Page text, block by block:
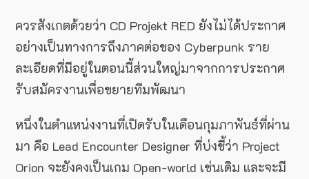
ควรสังเกตด้วยว่า CD Projekt RED ยังไม่ได้ประกาศ
อย่างเป็นทางการถึงภาคต่อของ Cyberpunk ราย
ละเอียดที่มีอยู่ในตอนนี้ส่วนใหญ่มาจากการประกาศ
รับสมัครงานเพื่อขยายทีมพัฒนา
หนึ่งในตำแหน่งงานที่เปิดรับในเดือนกุมภาพันธ์ที่ผ่าน
มา คือ Lead Encounter Designer ที่บ่งชี้ว่า Project
Orion จะยังคงเป็นเกม Open-world เช่นเดิม และจะมี